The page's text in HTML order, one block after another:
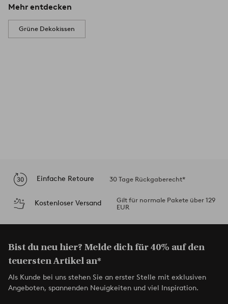
Mehr entdecken
Grüne Dekokissen
Einfache Retoure 30 Tage Rückgaberecht*
Kostenloser Versand
Gilt für normale Pakete über 129
EUR
Bist du neu hier? Melde dich für 40% auf den
teuersten Artikel an*
Als Kunde bei uns stehen Sie an erster Stelle mit exklusiven
Angeboten, spannenden Neuigkeiten und viel Inspiration.